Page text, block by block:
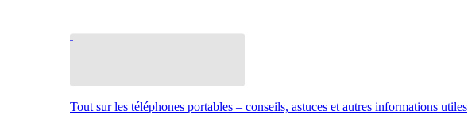
Tout sur les téléphones portables – conseils, astuces et autres informations utiles